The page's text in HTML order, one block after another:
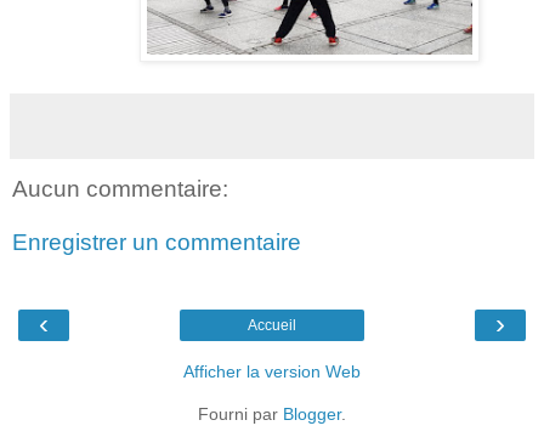
Aucun commentaire:
Enregistrer un commentaire
‹ ›
Accueil
Afficher la version Web
Fourni par Blogger.